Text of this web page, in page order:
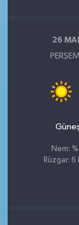
26
Nem:
Rüzgar: 6